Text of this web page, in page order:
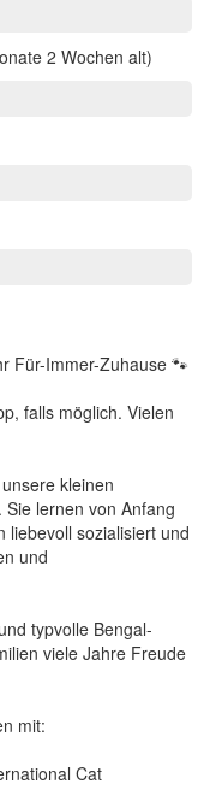
2 Wochen alt)
Für-Immer-Zuhause 🐾
falls möglich. Vielen
kleinen
lernen von Anfang
liebevoll sozialisiert und
und
typvolle Bengal-
viele Jahre Freude
mit:
Cat